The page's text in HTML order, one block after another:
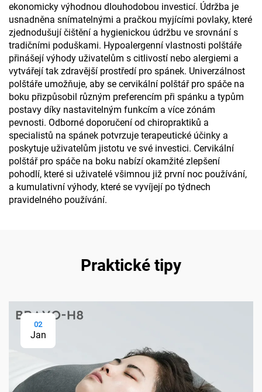
ekonomicky výhodnou dlouhodobou investicí. Údržba je
usnadněna snímatelnými a pračkou myjícími povlaky, které
zjednodušují čištění a hygienickou údržbu ve srovnání s
tradičními poduškami. Hypoalergenní vlastnosti polštáře
přinášejí výhody uživatelům s citlivostí nebo alergiemi a
vytvářejí tak zdravější prostředí pro spánek. Univerzálnost
polštáře umožňuje, aby se cervikální polštář pro spáče na
boku přizpůsobil různým preferencím při spánku a typům
postavy díky nastavitelným funkcím a více zónám
pevnosti. Odborné doporučení od chiropraktiků a
specialistů na spánek potvrzuje terapeutické účinky a
poskytuje uživatelům jistotu ve své investici. Cervikální
polštář pro spáče na boku nabízí okamžité zlepšení
pohodlí, které si uživatelé všimnou již první noc používání,
a kumulativní výhody, které se vyvíjejí po týdnech
pravidelného používání.
Praktické tipy
02
Jan